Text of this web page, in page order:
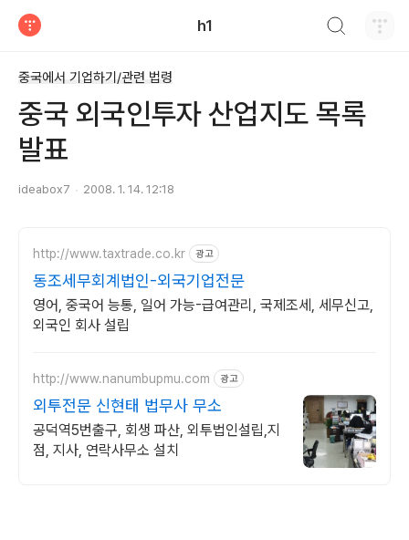
h1
중국에서 기업하기/관련 법령
중국 외국인투자 산업지도 목록
발표
ideabox7 2008. 1. 14. 12:18
http://www.taxtrade.co.kr 광고
동조세무회계법인-외국기업전문
영어, 중국어 능통, 일어 가능-급여관리, 국제조세, 세무신고,
외국인 회사 설립
http://www.nanumbupmu.com 광고
외투전문 신현태 법무사 무소
공덕역5번출구, 회생 파산, 외투법인설립,지
점, 지사, 연락사무소 설치